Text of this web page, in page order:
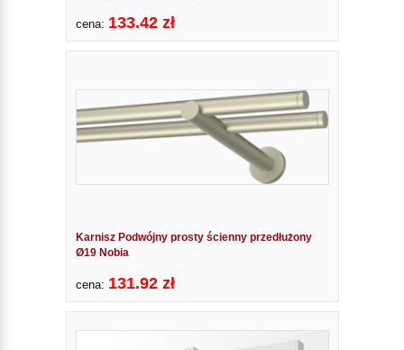
cena: 133.42 zł
Karnisz Podwójny prosty ścienny przedłużony
Ø19 Nobia
cena: 131.92 zł